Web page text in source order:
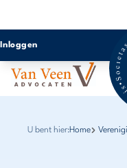
Inloggen
U bent hier:Home